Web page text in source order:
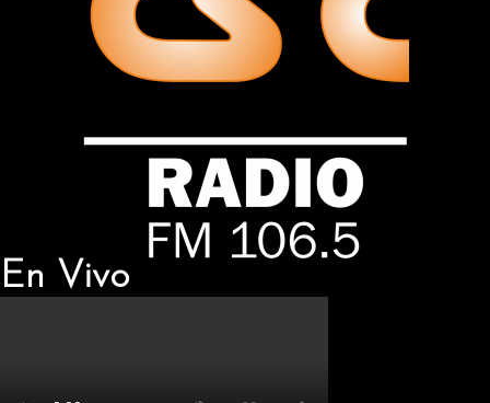
En Vivo